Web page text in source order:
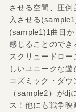
させる空間、圧
入させる
(sample1)1曲目
感じることので
スクリュードロ
しいユニークな
コズミック・ダ
（sample2）がdj
ス！他にも戦争